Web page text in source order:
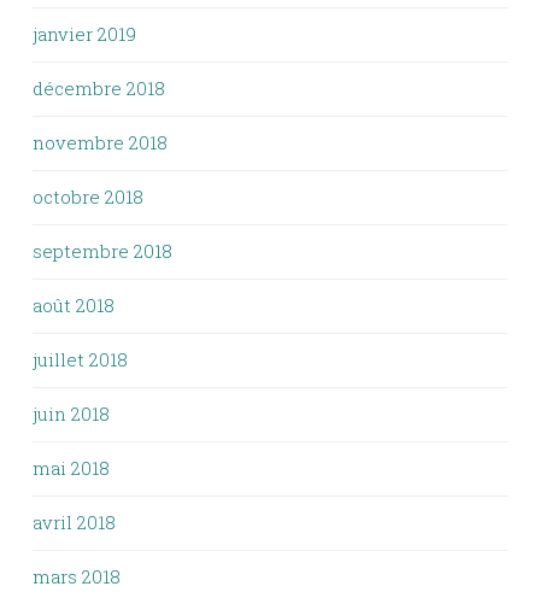
janvier 2019
décembre 2018
novembre 2018
octobre 2018
septembre 2018
août 2018
juillet 2018
juin 2018
mai 2018
avril 2018
mars 2018